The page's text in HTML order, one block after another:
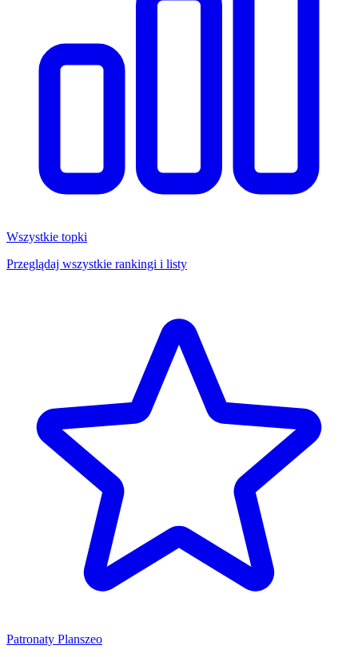
Wszystkie topki
Przeglądaj wszystkie rankingi i listy
Patronaty Planszeo